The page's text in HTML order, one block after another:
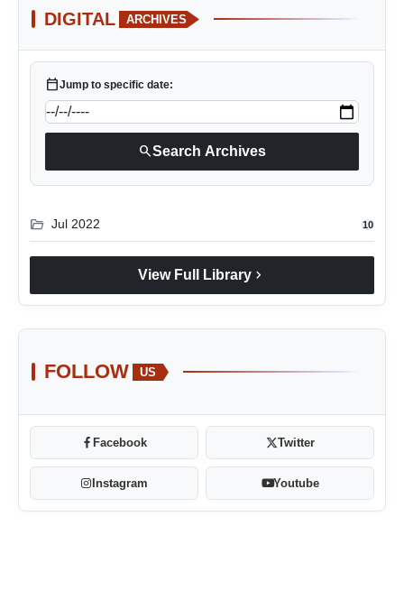
DIGITAL ARCHIVES
calendar_todayJump to specific date:
searchSearch Archives
folder_open Jul 2022 10
View Full Library chevron_right
FOLLOW US
Facebook Twitter
Instagram Youtube